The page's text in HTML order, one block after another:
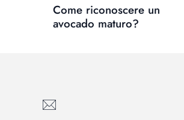
Come riconoscere un
avocado maturo?